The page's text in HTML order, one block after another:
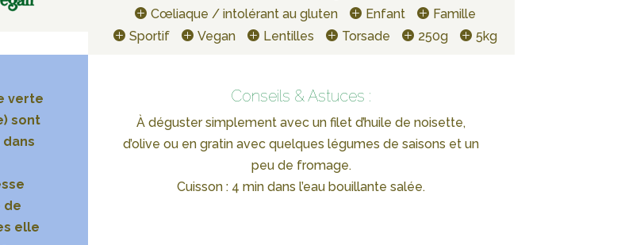
Cœliaque / intolérant au gluten
Enfant
Famille
Sportif
Vegan Lentilles Torsade 250g 5kg
verte
sont
de
elle
Conseils & Astuces :
À déguster simplement avec un filet d’huile de noisette,
d’olive ou en gratin avec quelques légumes de saisons et un
peu de fromage.
Cuisson : 4 min dans l’eau bouillante salée.